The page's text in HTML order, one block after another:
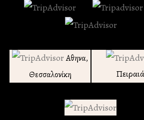
Αθηνα,
Θεσσαλονίκη